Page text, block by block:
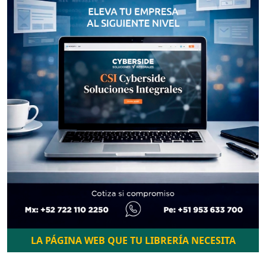
LA PÁGINA WEB QUE TU LIBRERÍA NECESITA